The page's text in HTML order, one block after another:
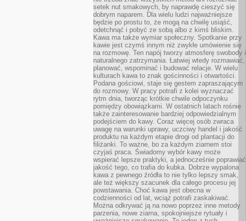
setek nut smakowych, by naprawdę cieszyć się
dobrym naparem. Dla wielu ludzi najważniejsze
będzie po prostu to, że mogą na chwilę usiąść,
odetchnąć i pobyć ze sobą albo z kimś bliskim.
Kawa ma także wymiar społeczny. Spotkanie przy
kawie jest czymś innym niż zwykłe umówienie się
na rozmowę. Ten napój tworzy atmosferę swobody i
naturalnego zatrzymania. Łatwiej wtedy rozmawiać,
planować, wspominać i budować relacje. W wielu
kulturach kawa to znak gościnności i otwartości.
Podana gościowi, staje się gestem zapraszającym
do rozmowy. W pracy potrafi z kolei wyznaczać
rytm dnia, tworząc krótkie chwile odpoczynku
pomiędzy obowiązkami. W ostatnich latach rośnie
także zainteresowanie bardziej odpowiedzialnym
podejściem do kawy. Coraz więcej osób zwraca
uwagę na warunki uprawy, uczciwy handel i jakość
produktu na każdym etapie drogi od plantacji do
filiżanki. To ważne, bo za każdym ziarnem stoi
czyjaś praca. Świadomy wybór kawy może
wspierać lepsze praktyki, a jednocześnie poprawiać
jakość tego, co trafia do kubka. Dobrze wypalona
kawa z pewnego źródła to nie tylko lepszy smak,
ale też większy szacunek dla całego procesu jej
powstawania. Choć kawa jest obecna w
codzienności od lat, wciąż potrafi zaskakiwać.
Można odkrywać ją na nowo poprzez inne metody
parzenia, nowe ziarna, spokojniejsze rytuały i